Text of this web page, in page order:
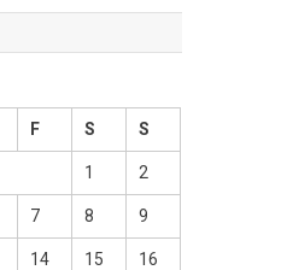
F S S
1 2
7 8 9
14 15 16